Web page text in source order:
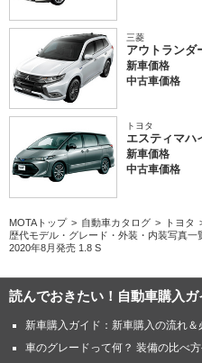
三菱
アウトランダ
新車価格
中古車価格
トヨタ
エスティマハ
新車価格
中古車価格
MOTAトップ 自動車カタログ トヨタ
歴代モデル・グレード・外装・内装写真一
2020年8月発売 1.8 S
読んでおきたい！自動車購入ガ
新車購入ガイド：新車購入の流れ
車のグレードって何？ 装備の比べ